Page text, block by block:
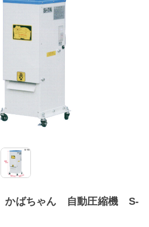
かばちゃん 自動圧縮機 S-